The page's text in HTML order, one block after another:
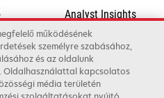
a
new
tab
Analyst Insights
működésének
személyre szabásához,
és az oldalunk
Oldalhasználattal kapcsolatos
média területén